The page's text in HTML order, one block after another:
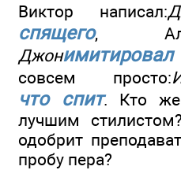
Виктор написал:
спящего,
Джон
совсем просто:
что спит. Кто же
лучшим
одобрит
пробу пера?